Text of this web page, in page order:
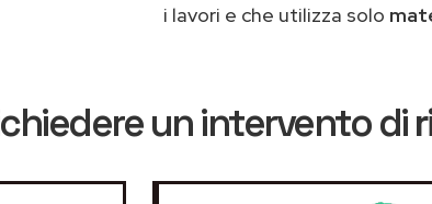
i lavori e che utilizza solo
un intervento di